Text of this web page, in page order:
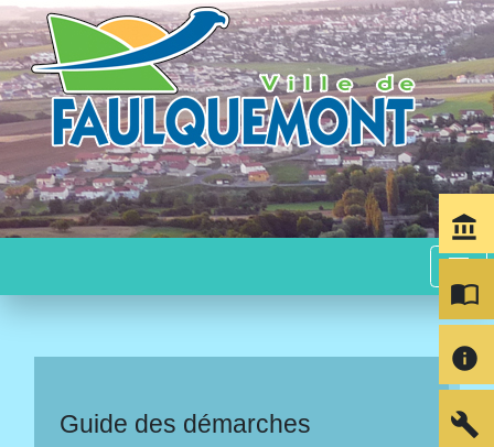
menu
Guide des démarches
account_balance
import_contacts
info
build